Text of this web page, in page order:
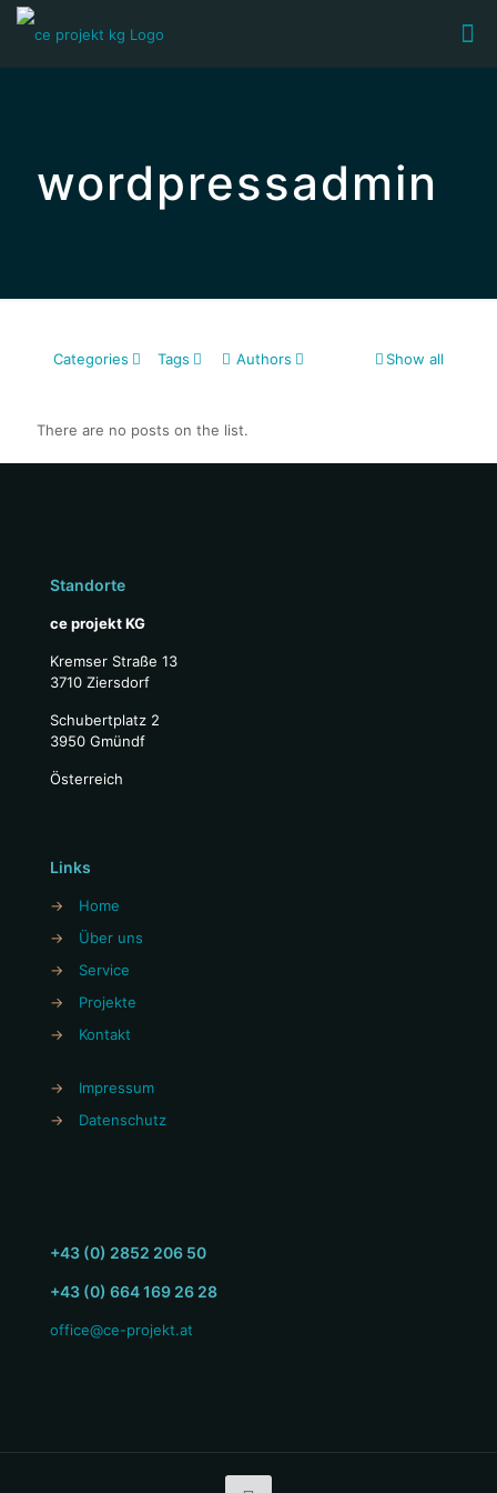
wordpressadmin
Categories Tags Authors Show all
There are no posts on the list.
Standorte
ce projekt KG
Kremser Straße 13
3710 Ziersdorf
Schubertplatz 2
3950 Gmündf
Österreich
Links
→
Home
→
Über uns
→
Service
→
Projekte
→
Kontakt
→
Impressum
→
Datenschutz
+43 (0) 2852 206 50
+43 (0) 664 169 26 28
office@ce-projekt.at